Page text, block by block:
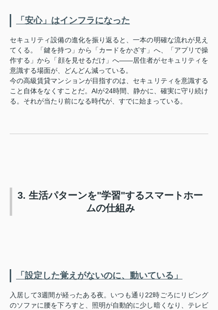
「安心」はインフラになった
セキュリティ設備の進化を振り返ると、一本の明確な流れが見え
てくる。「鍵を持つ」から「カードをかざす」へ、「アプリで操
作する」から「顔を見せるだけ」へ——居住者がセキュリティを
意識する場面が、どんどん減っている。
今の高級賃貸マンションが目指すのは、セキュリティを意識する
こと自体をなくすことだ。AIが24時間、静かに、確実に守り続け
る。それが当たり前になる時代が、すでに始まっている。
3. 生活パターンを"学習"するスマートホー
ムの仕組み
「設定した覚えがないのに、動いている」
入居して3週間が経ったある夜。いつも通り22時ごろにリビング
のソファに腰を下ろすと、照明が自動的に少し暗くなり、テレビ